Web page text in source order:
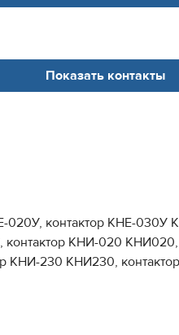
Показать контакты
контактор КНЕ-030У
КНИ-020
КНИ-230 КНИ230,